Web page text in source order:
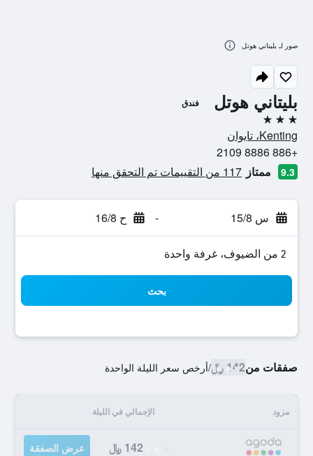
بليتاني هوتل فندق
3 نجوم
Kenting، تايوان
+886 8886 2109
9.3 ممتاز 117 من التقييمات تم التحقق منها
س 15/8 - ح 16/8
2 من الضيوف، غرفة واحدة
بحث
صفقات من142 ﷼ /أرخص سعر الليلة الواحدة
مزود الإجمالي في الليلة
142 ﷼ عرض الصفقة
صور لـ بليتاني هوتل